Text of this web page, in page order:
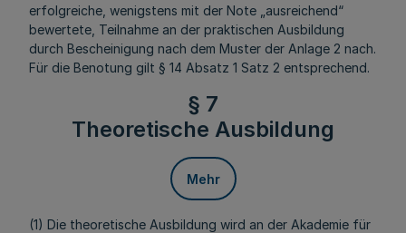
erfolgreiche, wenigstens mit der Note „ausreichend“
bewertete, Teilnahme an der praktischen Ausbildung
durch Bescheinigung nach dem Muster der Anlage 2 nach.
Für die Benotung gilt § 14 Absatz 1 Satz 2 entsprechend.
§ 7
Theoretische Ausbildung
Mehr
(1) Die theoretische Ausbildung wird an der Akademie für